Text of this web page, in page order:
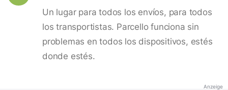
Un lugar para todos los envíos, para todos
los transportistas. Parcello funciona sin
problemas en todos los dispositivos, estés
donde estés.
Anzeige